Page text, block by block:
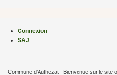
Connexion
SAJ
Commune d'Authezat - Bienvenue sur le site